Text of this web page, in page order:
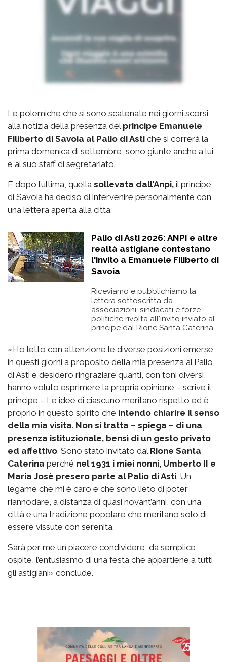
Le polemiche che si sono scatenate nei giorni scorsi
alla notizia della presenza del principe Emanuele
Filiberto di Savoia al Palio di Asti che si correrà la
prima domenica di settembre, sono giunte anche a lui
e al suo staff di segretariato.
E dopo l’ultima, quella sollevata dall’Anpi, il principe
di Savoia ha deciso di intervenire personalmente con
una lettera aperta alla città.
Palio di Asti 2026: ANPI e altre
realtà astigiane contestano
l'invito a Emanuele Filiberto di
Savoia
Riceviamo e pubblichiamo la
lettera sottoscritta da
associazioni, sindacati e forze
politiche rivolta all'invito inviato al
principe dal Rione Santa Caterina
«Ho letto con attenzione le diverse posizioni emerse
in questi giorni a proposito della mia presenza al Palio
di Asti e desidero ringraziare quanti, con toni diversi,
hanno voluto esprimere la propria opinione – scrive il
principe – Le idee di ciascuno meritano rispetto ed è
proprio in questo spirito che intendo chiarire il senso
della mia visita. Non si tratta – spiega – di una
presenza istituzionale, bensì di un gesto privato
ed affettivo. Sono stato invitato dal Rione Santa
Caterina perché nel 1931 i miei nonni, Umberto II e
Maria Josè presero parte al Palio di Asti. Un
legame che mi è caro e che sono lieto di poter
riannodare, a distanza di quasi novant’anni, con una
città e una tradizione popolare che meritano solo di
essere vissute con serenità.
Sarà per me un piacere condividere, da semplice
ospite, l’entusiasmo di una festa che appartiene a tutti
gli astigiani» conclude.